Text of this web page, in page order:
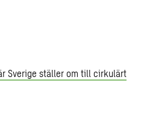
Sverige ställer om till cirkulärt